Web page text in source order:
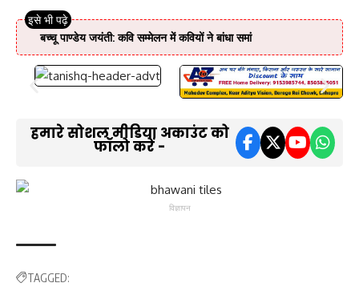
बच्चू पाण्डेय जयंती: कवि सम्मेलन में कवियों ने बांधा समां
हमारे सोशल मीडिया अकाउंट को
फॉलो करें -
विज्ञापन
TAGGED: